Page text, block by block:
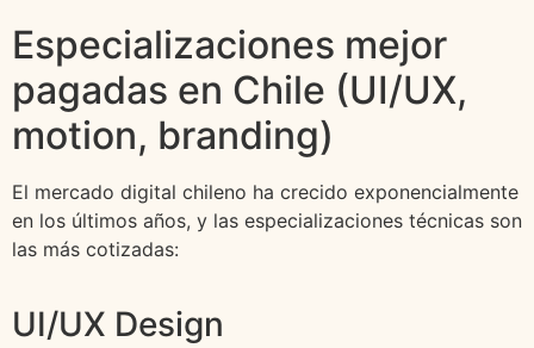
Especializaciones mejor
pagadas en Chile (UI/UX,
motion, branding)
El mercado digital chileno ha crecido exponencialmente
en los últimos años, y las especializaciones técnicas son
las más cotizadas:
UI/UX Design